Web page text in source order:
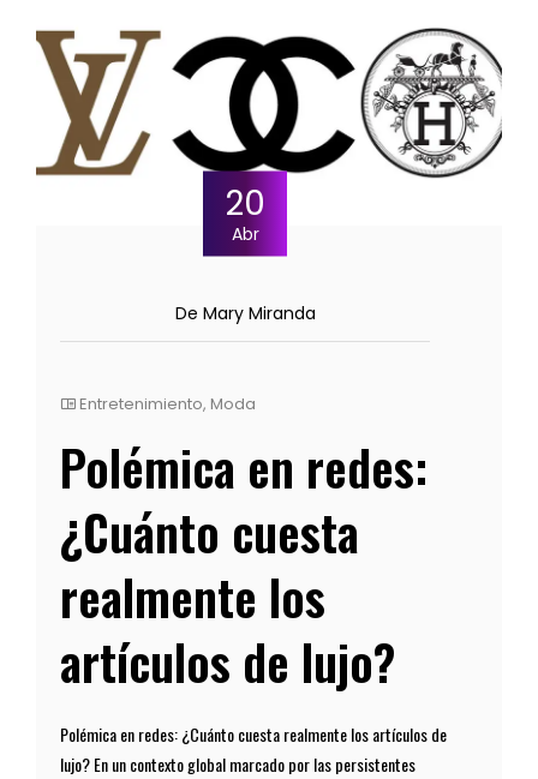
20
Abr
De Mary Miranda
Entretenimiento, Moda
Polémica en redes:
¿Cuánto cuesta
realmente los
artículos de lujo?
Polémica en redes: ¿Cuánto cuesta realmente los artículos de
lujo? En un contexto global marcado por las persistentes